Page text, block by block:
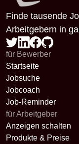
Finde tausende
Arbeitgebern in
für Bewerber
Startseite
Jobsuche
Jobcoach
Job-Reminder
für Arbeitgeber
Anzeigen schalten
Produkte & Preise